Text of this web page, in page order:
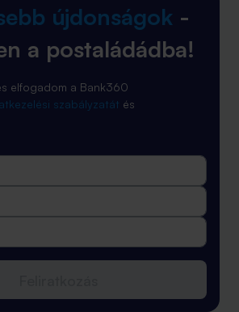
újdonságok -
a postaládádba!
elfogadom a Bank360
szabályzatát és